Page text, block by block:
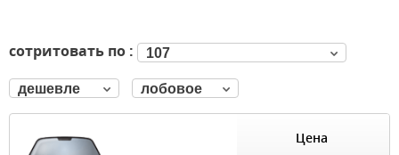
сотритовать по : 107
дешевле лобовое
Цена